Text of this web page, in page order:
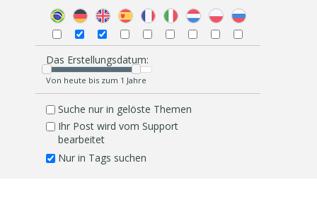
Das Erstellungsdatum:
Von heute bis zum 1 Jahre
Suche nur in gelöste Themen
Ihr Post wird vom Support
bearbeitet
Nur in Tags suchen